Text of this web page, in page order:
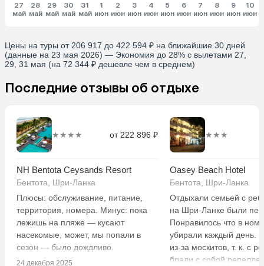
27
май
28
май
29
май
30
май
31
май
1
июн
2
июн
3
июн
4
июн
5
июн
6
июн
7
июн
8
июн
9
июн
10
июн
Цены на туры от 206 917 до 422 594 ₽ на ближайшие 30 дней
(данные на 23 мая 2026) — Экономия до 28% с вылетами 27,
29, 31 мая (на 72 344 ₽ дешевле чем в среднем)
Последние отзывы об отдыхе
★★★★ от 222 896 ₽
NH Bentota Ceysands Resort
Бентота, Шри-Ланка
Плюсы: обслуживание, питание,
территория, номера. Минус: пока
лежишь на пляже — кусают
насекомые, может, мы попали в
сезон — было дождливо.
24 декабря 2025
★★★
Oasey Beach Hotel
Бентота, Шри-Ланка
Отдыхали семьей с
на Шри-Ланке были
Понравилось что в
убирали каждый день.
из-за москитов, т. к. с
брали с собой